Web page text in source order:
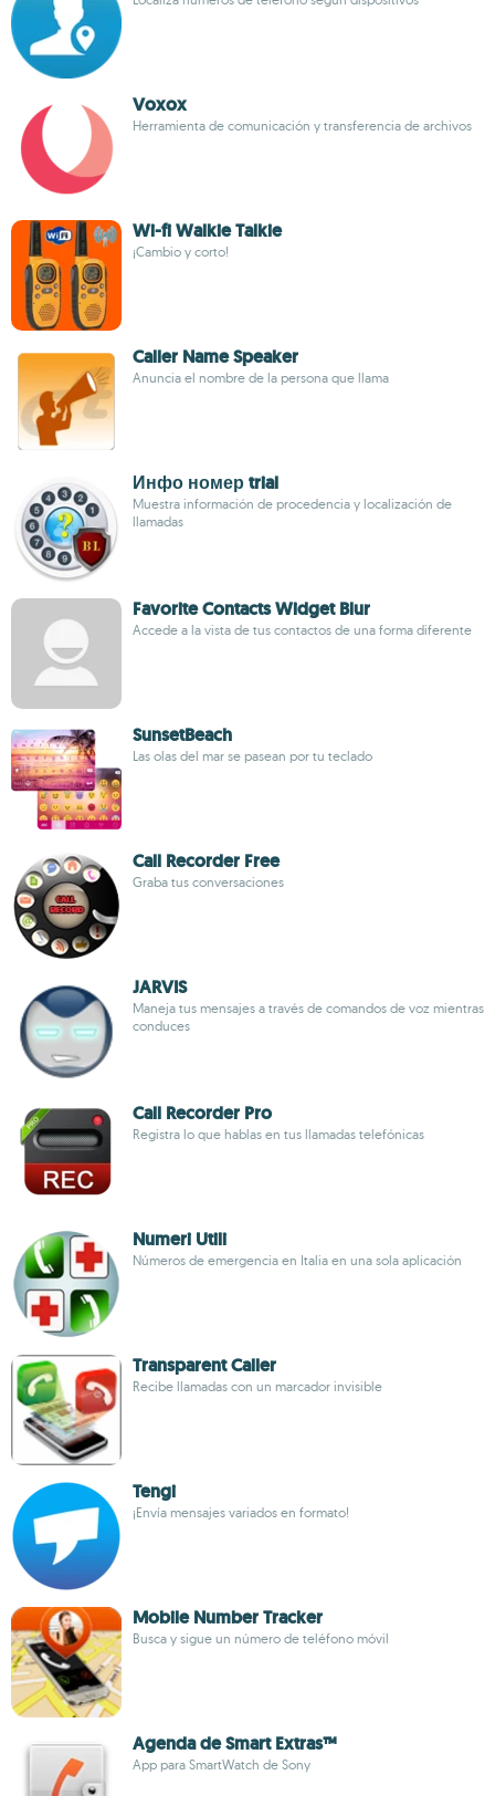
Voxox
Herramienta de comunicación y transferencia de archivos
Wi-fi Walkie Talkie
¡Cambio y corto!
Caller Name Speaker
Anuncia el nombre de la persona que llama
Инфо номер trial
Muestra información de procedencia y localización de
llamadas
Favorite Contacts Widget Blur
Accede a la vista de tus contactos de una forma diferente
SunsetBeach
Las olas del mar se pasean por tu teclado
Call Recorder Free
Graba tus conversaciones
JARVIS
Maneja tus mensajes a través de comandos de voz mientras
conduces
Call Recorder Pro
Registra lo que hablas en tus llamadas telefónicas
Numeri Utili
Números de emergencia en Italia en una sola aplicación
Transparent Caller
Recibe llamadas con un marcador invisible
Tengi
¡Envía mensajes variados en formato!
Mobile Number Tracker
Busca y sigue un número de teléfono móvil
Agenda de Smart Extras™
App para SmartWatch de Sony